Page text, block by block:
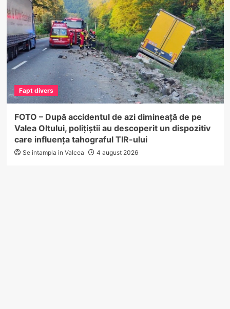
Fapt divers
FOTO – După accidentul de azi dimineață de pe
Valea Oltului, polițiștii au descoperit un dispozitiv
care influența tahograful TIR-ului
Se intampla in Valcea 4 august 2026